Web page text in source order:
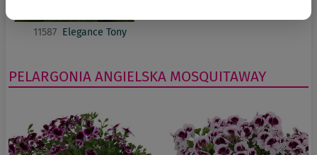
11587 Elegance Tony
PELARGONIA ANGIELSKA MOSQUITAWAY